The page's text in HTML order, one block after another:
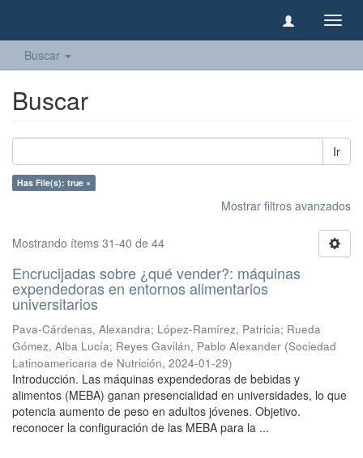
Buscar
Buscar
Ir
Has File(s): true ×
Mostrar filtros avanzados
Mostrando ítems 31-40 de 44
Encrucijadas sobre ¿qué vender?: máquinas
expendedoras en entornos alimentarios
universitarios
Pava-Cárdenas, Alexandra; López-Ramírez, Patricia; Rueda
Gómez, Alba Lucía; Reyes Gavilán, Pablo Alexander (Sociedad
Latinoamericana de Nutrición, 2024-01-29)
Introducción. Las máquinas expendedoras de bebidas y
alimentos (MEBA) ganan presencialidad en universidades, lo que
potencia aumento de peso en adultos jóvenes. Objetivo.
reconocer la configuración de las MEBA para la ...